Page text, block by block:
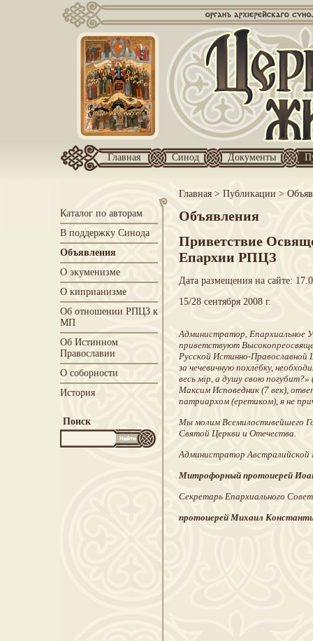
Главная Синод Документы
Главная> Публикации >
Каталог по авторам
В поддержку Синода
Объявления
О экуменизме
О киприанизме
Об отношении РПЦЗ к
МП
Об Истинном
Православии
О соборности
История
Поиск
Объявления
Приветствие
Епархии РПЦЗ
Дата размещения на сайте:
15/28 сентября 2008 г.
Администратор, Епархиальное
приветствуют
Русской Истинно-Православной
за чечевичную похлёбку,
весь мiр, а душу свою
Максим Исповедник (7 век),
патриархом (еретиком), я не
Мы молим Всемилостивейшего
Святой Церкви и Отечества.
Администратор
Митрофорный протоиерей
Секретарь Епархиального
протоиерей Михаил